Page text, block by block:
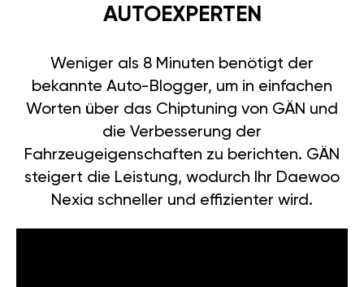
AUTOEXPERTEN
Weniger als 8 Minuten benötigt der
bekannte Auto-Blogger, um in einfachen
Worten über das Chiptuning von GÄN und
die Verbesserung der
Fahrzeugeigenschaften zu berichten. GÄN
steigert die Leistung, wodurch Ihr Daewoo
Nexia schneller und effizienter wird.